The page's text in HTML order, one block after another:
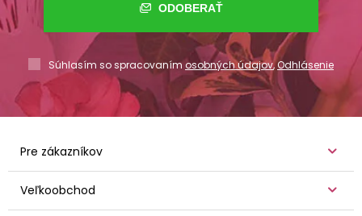
ODOBERAŤ
Súhlasím so spracovaním osobných údajov,Odhlásenie
Pre zákazníkov
Veľkoobchod